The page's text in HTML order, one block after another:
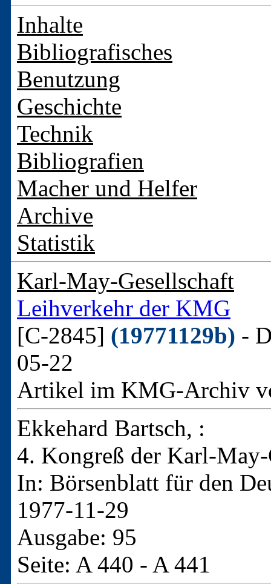
Inhalte
Bibliografisches
Benutzung
Geschichte
Technik
Bibliografien
Macher und Helfer
Archive
Statistik
Karl-May-Gesellschaft
Leihverkehr der KMG
[C-2845] (19771129b) -
05-22
Artikel im KMG-Archiv
Ekkehard Bartsch, :
4. Kongreß der Karl-May-
In: Börsenblatt für den
1977-11-29
Ausgabe: 95
Seite: A 440 - A 441